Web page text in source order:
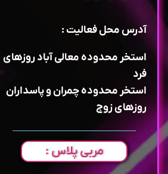
آدرس محل فعالیت :
استخر محدوده معالی آباد روزهای
فرد
استخر محدوده چمران و پاسداران
روزهای زوج
مربی پلاس :